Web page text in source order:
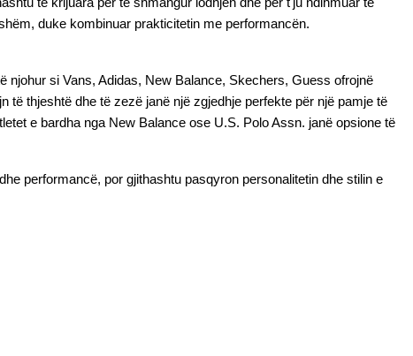
duke kombinuar prakticitetin me performancën.
si Vans, Adidas, New Balance, Skechers, Guess ofrojnë
thjeshtë dhe të zezë janë një zgjedhje perfekte për një pamje të
e bardha nga New Balance ose U.S. Polo Assn. janë opsione të
performancë, por gjithashtu pasqyron personalitetin dhe stilin e